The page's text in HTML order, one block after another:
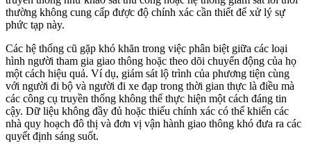
thường không cung cấp được độ chính xác cần thiết để xử lý sự
phức tạp này.
Các hệ thống cũ gặp khó khăn trong việc phân biệt giữa các loại
hình người tham gia giao thông hoặc theo dõi chuyển động của họ
một cách hiệu quả. Ví dụ, giám sát lộ trình của phương tiện cùng
với người đi bộ và người đi xe đạp trong thời gian thực là điều mà
các công cụ truyền thống không thể thực hiện một cách đáng tin
cậy. Dữ liệu không đầy đủ hoặc thiếu chính xác có thể khiến các
nhà quy hoạch đô thị và đơn vị vận hành giao thông khó đưa ra các
quyết định sáng suốt.